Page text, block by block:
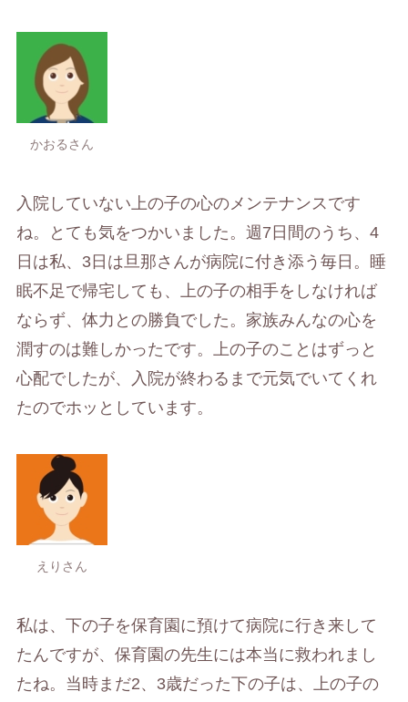
かおるさん
入院していない上の子の心のメンテナンスです
ね。とても気をつかいました。週7日間のうち、4
日は私、3日は旦那さんが病院に付き添う毎日。睡
眠不足で帰宅しても、上の子の相手をしなければ
ならず、体力との勝負でした。家族みんなの心を
潤すのは難しかったです。上の子のことはずっと
心配でしたが、入院が終わるまで元気でいてくれ
たのでホッとしています。
えりさん
私は、下の子を保育園に預けて病院に行き来して
たんですが、保育園の先生には本当に救われまし
たね。当時まだ2、3歳だった下の子は、上の子の